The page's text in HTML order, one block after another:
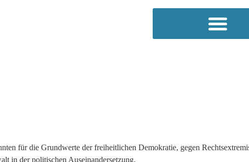
für die Grundwerte der freiheitlichen Demokratie, gegen
in der politischen Auseinandersetzung.